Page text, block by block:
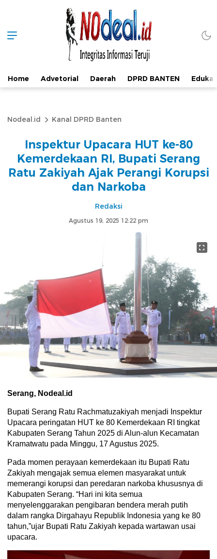
Home Advetorial Daerah DPRD BANTEN
Nodeal.id Kanal DPRD Banten
Inspektur Upacara HUT ke-80
Kemerdekaan RI, Bupati Serang
Ratu Zakiyah Ajak Perangi Korupsi
dan Narkoba
Redaksi
Agustus 19, 2025 12:22 pm
Serang, Nodeal.id
Bupati Serang Ratu Rachmatuzakiyah menjadi Inspektur
Upacara peringatan HUT ke 80 Kemerdekaan RI tingkat
Kabupaten Serang Tahun 2025 di Alun-alun Kecamatan
Kramatwatu pada Minggu, 17 Agustus 2025.
Pada momen perayaan kemerdekaan itu Bupati Ratu
Zakiyah mengajak semua elemen masyarakat untuk
memerangi korupsi dan peredaran narkoba khususnya di
Kabupaten Serang. “Hari ini kita semua
menyelenggarakan pengibaran bendera merah putih
dalam rangka Dirgahayu Republik Indonesia yang ke 80
tahun,”ujar Bupati Ratu Zakiyah kepada wartawan usai
upacara.